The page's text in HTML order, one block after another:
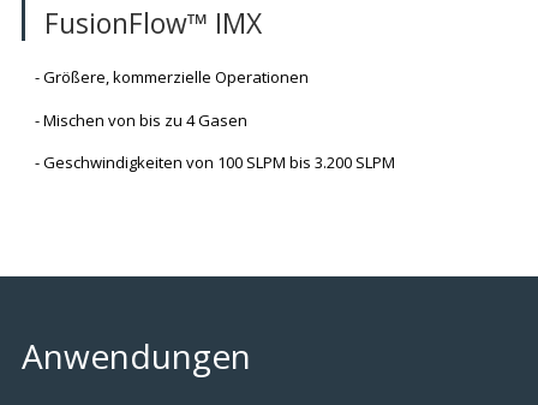
FusionFlow™ IMX
Größere, kommerzielle Operationen
Mischen von bis zu 4 Gasen
Geschwindigkeiten von 100 SLPM bis 3.200 SLPM
Anwendungen